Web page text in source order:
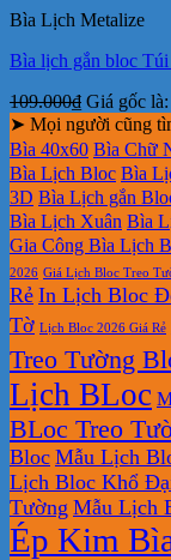
Bìa Lịch Metalize
Bìa lịch gắn bloc
109.000₫ Giá gốc
➤ Mọi người cũng
Bìa 40x60 Bìa Chữ
Bìa Lịch Bloc Bìa
3D Bìa Lịch gắn
Bìa Lịch Xuân Bìa
Gia Công Bìa Lịch
2026 Giá Lịch Bloc Treo
Rẻ In Lịch Bloc
Tờ Lịch Bloc 2026 Giá Rẻ
Treo Tường
Lịch BLoc
BLoc Treo
Bloc Mẫu Lịch
Lịch Bloc Khổ
Tường Mẫu Lịch
Ép Kim